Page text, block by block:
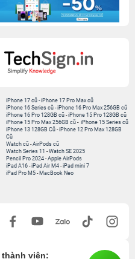
iPhone 17 cũ -iPhone 17 Pro Max cũ
iPhone 16 Series cũ - iPhone 16 Pro Max 256GB cũ
iPhone 16 Pro 128GB cũ -iPhone 15 Pro 128GB cũ
iPhone 15 Pro Max 256GB cũ - iPhone 15 Series cũ
iPhone 13 128GB Cũ -iPhone 12 Pro Max 128GB
Cũ
Watch cũ -AirPods cũ
Watch Series 11 -Watch SE 2025
Pencil Pro 2024 -Apple AirPods
iPad A16 -iPad Air M4 -iPad mini 7
iPad Pro M5 - MacBook Neo
thành viên: